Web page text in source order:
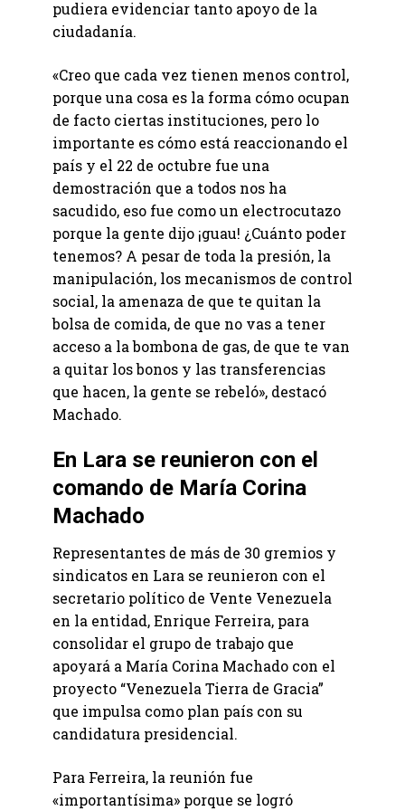
pudiera evidenciar tanto apoyo de la
ciudadanía.
«Creo que cada vez tienen menos control,
porque una cosa es la forma cómo ocupan
de facto ciertas instituciones, pero lo
importante es cómo está reaccionando el
país y el 22 de octubre fue una
demostración que a todos nos ha
sacudido, eso fue como un electrocutazo
porque la gente dijo ¡guau! ¿Cuánto poder
tenemos? A pesar de toda la presión, la
manipulación, los mecanismos de control
social, la amenaza de que te quitan la
bolsa de comida, de que no vas a tener
acceso a la bombona de gas, de que te van
a quitar los bonos y las transferencias
que hacen, la gente se rebeló», destacó
Machado.
En Lara se reunieron con el
comando de María Corina
Machado
Representantes de más de 30 gremios y
sindicatos en Lara se reunieron con el
secretario político de Vente Venezuela
en la entidad, Enrique Ferreira, para
consolidar el grupo de trabajo que
apoyará a María Corina Machado con el
proyecto “Venezuela Tierra de Gracia”
que impulsa como plan país con su
candidatura presidencial.
Para Ferreira, la reunión fue
«importantísima» porque se logró